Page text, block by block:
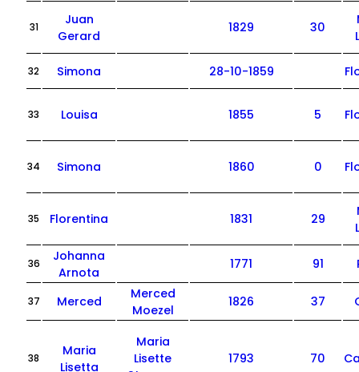
31
Juan
Gerard
1829 30
32 Simona 28-10-1859
33 Louisa 1855 5
34 Simona 1860 0
35 Florentina 1831 29
36
Johanna
Arnota
1771 91
37 Merced
Merced
Moezel
1826 37
38
Maria
Lisetta
Maria
Lisette
1793 70